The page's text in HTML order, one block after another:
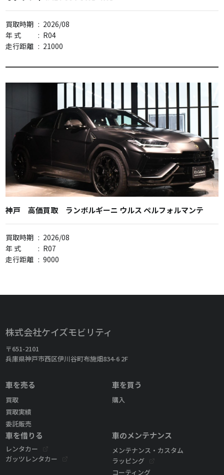
買取時期 : 2026/08
年 式
: R04
走行距離 : 21000
神戸 高価買取 ランボルギーニ ウルス ペルフォルマンテ
買取時期 : 2026/08
年 式
: R07
走行距離 : 9000
株式会社ケイズモビリティ
〒651-2101
兵庫県神戸市西区伊川谷町布施畑834-6 2F
車を売る
買取
買取実績
委託販売
車を買う
購入
車を借りる
レンタカー
ガッツレンタカー
車のメンテナンス
メンテナンス・カスタム
ラッピング
コーティング